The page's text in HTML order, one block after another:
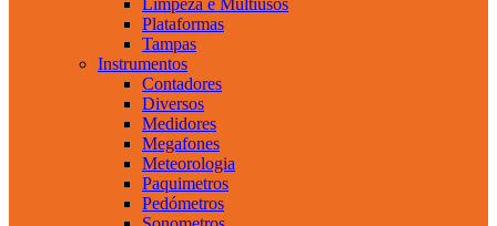
Limpeza e Multiusos
Plataformas
Tampas
Instrumentos
Contadores
Diversos
Medidores
Megafones
Meteorologia
Paquimetros
Pedómetros